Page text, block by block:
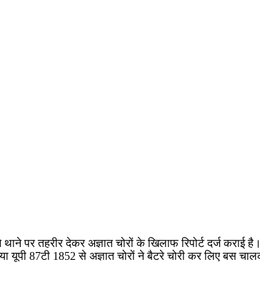
पर तहरीर देकर अज्ञात चोरों के खिलाफ रिपोर्ट दर्ज कराई
यूपी 87टी 1852 से अज्ञात चोरों ने बैटरे चोरी कर लिए बस